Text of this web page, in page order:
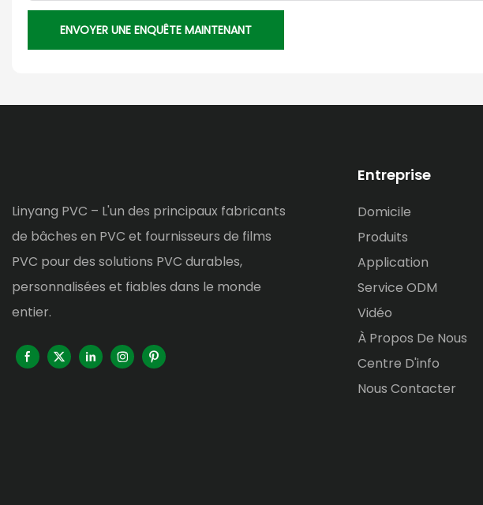
ENVOYER UNE ENQUÊTE MAINTENANT
Linyang PVC – L'un des principaux fabricants
de bâches en PVC et fournisseurs de films
PVC pour des solutions PVC durables,
personnalisées et fiables dans le monde
entier.
Entreprise
Domicile
Produits
Application
Service ODM
Vidéo
À Propos De Nous
Centre D'info
Nous Contacter